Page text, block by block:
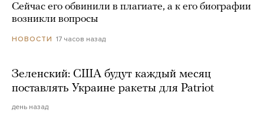
Сейчас его обвинили в плагиате, а к его биографии
возникли вопросы
НОВОСТИ 17 часов назад
Зеленский: США будут каждый месяц
поставлять Украине ракеты для Patriot
день назад